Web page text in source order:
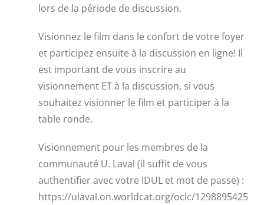
lors de la période de discussion.
Visionnez le film dans le confort de votre foyer
et participez ensuite à la discussion en ligne! Il
est important de vous inscrire au
visionnement ET à la discussion, si vous
souhaitez visionner le film et participer à la
table ronde.
Visionnement pour les membres de la
communauté U. Laval (il suffit de vous
authentifier avec votre IDUL et mot de passe) :
https://ulaval.on.worldcat.org/oclc/1298895425